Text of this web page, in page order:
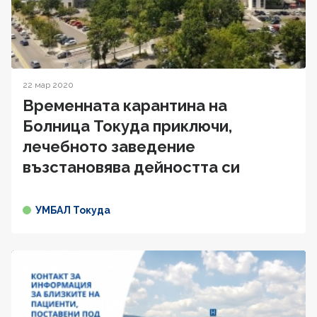
22 мар 2020
Временната карантина на
Болница Токуда приключи,
лечебното заведение
възстановява дейността си
УМБАЛ Токуда